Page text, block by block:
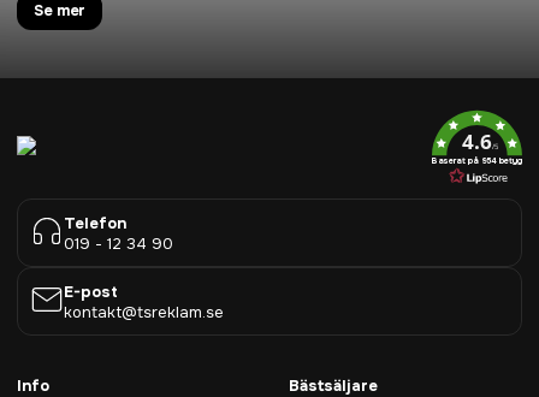
Se mer
4.6/5
Baserat på 954 betyg
Telefon
019 - 12 34 90
E-post
kontakt@tsreklam.se
Info
Bästsäljare